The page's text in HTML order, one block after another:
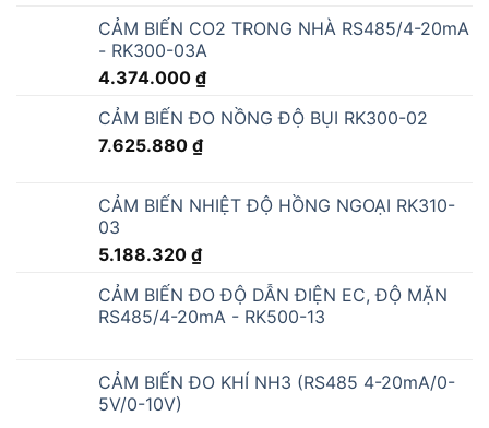
CẢM BIẾN CO2 TRONG NHÀ RS485/4-20mA
- RK300-03A
4.374.000 ₫
CẢM BIẾN ĐO NỒNG ĐỘ BỤI RK300-02
7.625.880 ₫
CẢM BIẾN NHIỆT ĐỘ HỒNG NGOẠI RK310-
03
5.188.320 ₫
CẢM BIẾN ĐO ĐỘ DẪN ĐIỆN EC, ĐỘ MẶN
RS485/4-20mA - RK500-13
CẢM BIẾN ĐO KHÍ NH3 (RS485 4-20mA/0-
5V/0-10V)